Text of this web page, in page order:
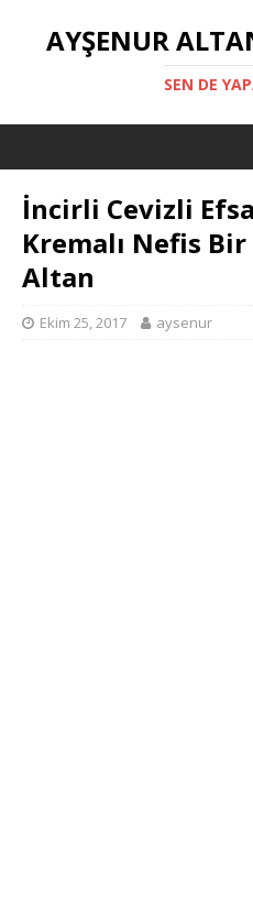
AYŞENUR
SEN DE
İncirli Cevizli
Kremalı Nefis
Altan
Ekim 25, 2017 aysenur